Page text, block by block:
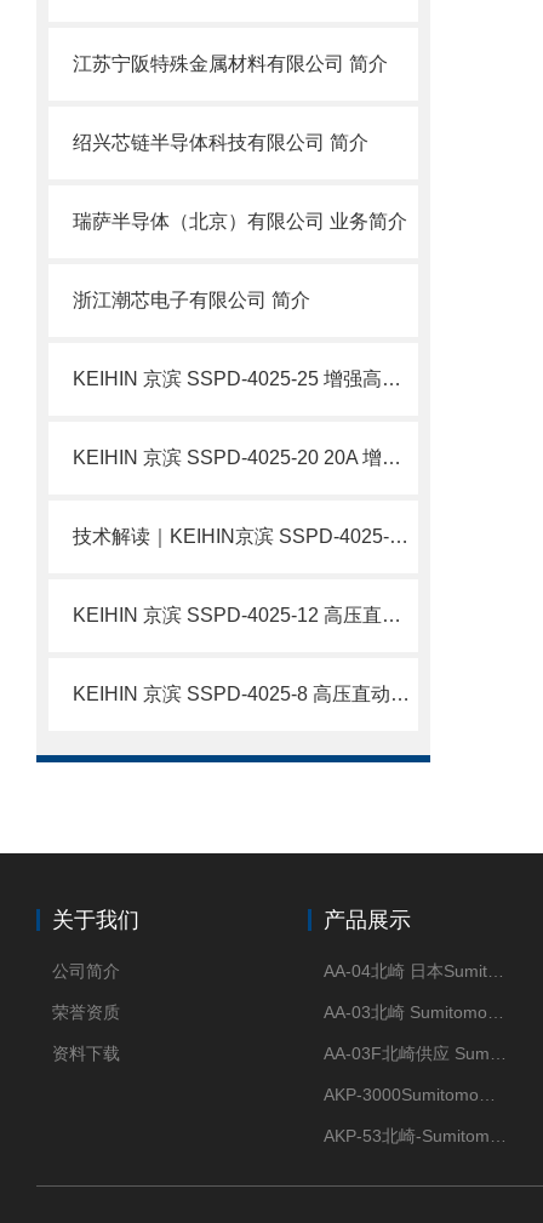
江苏宁阪特殊金属材料有限公司 简介
绍兴芯链半导体科技有限公司 简介
瑞萨半导体（北京）有限公司 业务简介
浙江潮芯电子有限公司 简介
KEIHIN 京滨 SSPD-4025-25 增强高压直动电磁阀 SUS304 不锈钢阀 简介
KEIHIN 京滨 SSPD-4025-20 20A 增强型高压直动电磁阀 不锈钢 简介
技术解读｜​KEIHIN京滨 SSPD-4025-15 15A 增强型高压直动电磁阀 不锈钢
KEIHIN 京滨 SSPD-4025-12 高压直动电磁阀 12A 加厚阀体不锈钢电磁阀 简介
KEIHIN 京滨 SSPD-4025-8 高压直动电磁阀 不锈钢流体控制阀 简介
关于我们
公司简介
荣誉资质
资料下载
产品展示